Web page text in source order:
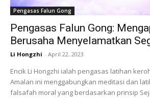
Pengasas Falun Gong
Pengasas Falun Gong:
Berusaha Menyelamatkan
Li Hongzhi - April 22, 2023
Encik Li Hongzhi ialah pengasas latihan
Amalan ini menggabungkan meditasi dan
falsafah moral yang berdasarkan prinsip